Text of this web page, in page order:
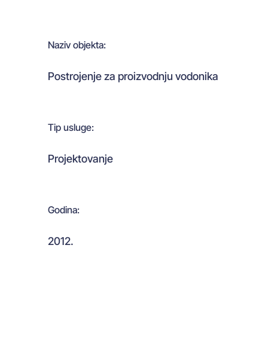
Naziv objekta:
Postrojenje za proizvodnju vodonika
Tip usluge:
Projektovanje
Godina:
2012.